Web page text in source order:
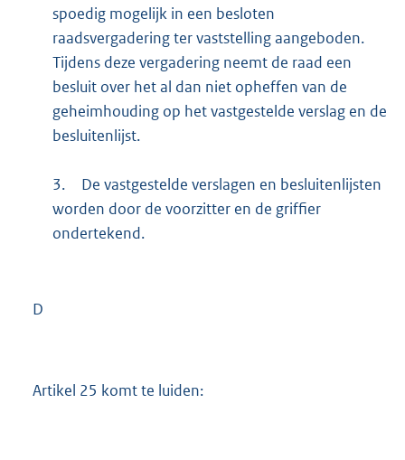
spoedig mogelijk in een besloten
raadsvergadering ter vaststelling aangeboden.
Tijdens deze vergadering neemt de raad een
besluit over het al dan niet opheffen van de
geheimhouding op het vastgestelde verslag en de
besluitenlijst.
3.
De vastgestelde verslagen en besluitenlijsten
worden door de voorzitter en de griffier
ondertekend.
D
Artikel 25 komt te luiden: